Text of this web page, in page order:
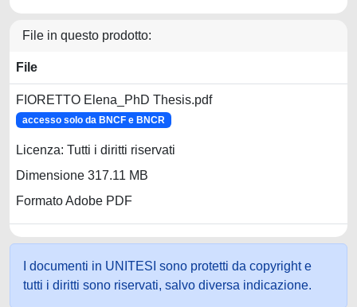
File in questo prodotto:
File
FIORETTO Elena_PhD Thesis.pdf
accesso solo da BNCF e BNCR
Licenza: Tutti i diritti riservati
Dimensione 317.11 MB
Formato Adobe PDF
I documenti in UNITESI sono protetti da copyright e
tutti i diritti sono riservati, salvo diversa indicazione.